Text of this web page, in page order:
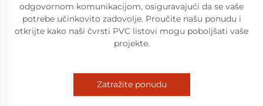
odgovornom komunikacijom, osiguravajući da se vaše
potrebe učinkovito zadovolje. Proučite našu ponudu i
otkrijte kako naši čvrsti PVC listovi mogu poboljšati vaše
projekte.
Zatražite ponudu